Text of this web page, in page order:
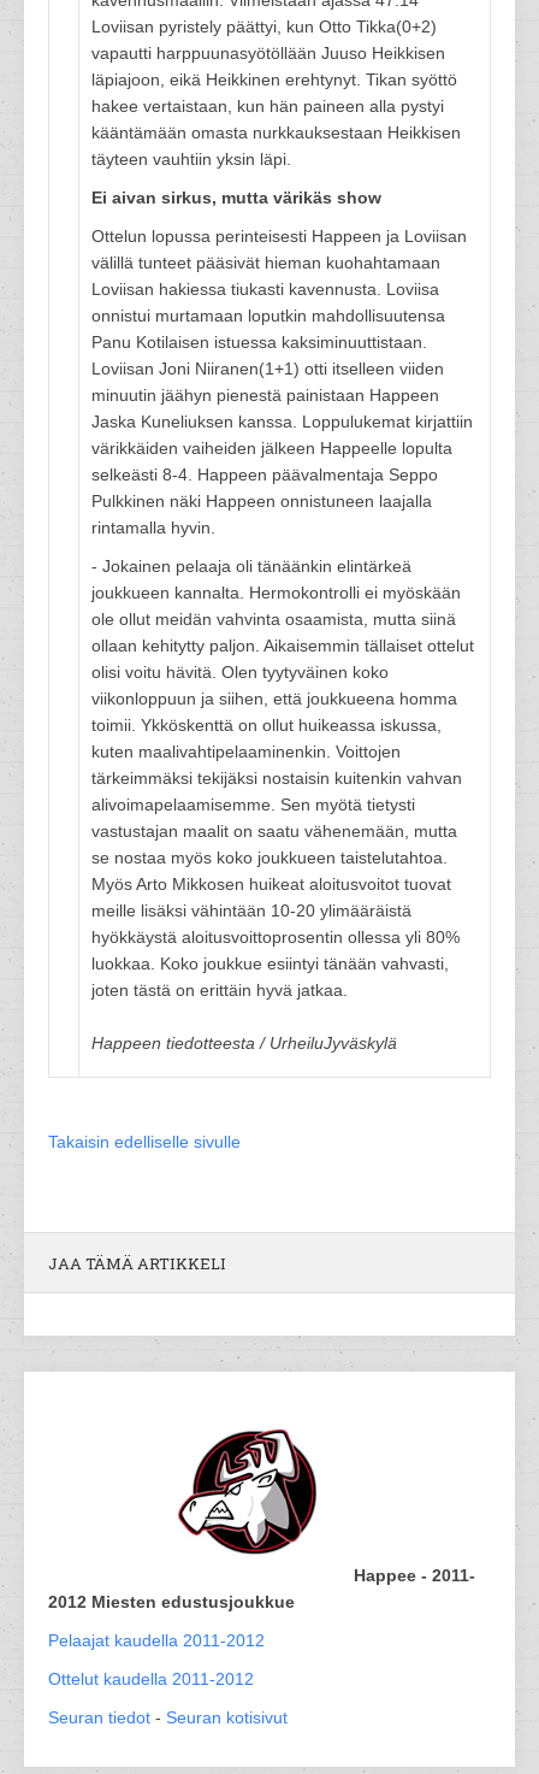
Loviisan pyristely päättyi, kun Otto Tikka(0+2)
vapautti harppuunasyötöllään Juuso Heikkisen
läpiajoon, eikä Heikkinen erehtynyt. Tikan syöttö
hakee vertaistaan, kun hän paineen alla pystyi
kääntämään omasta nurkkauksestaan Heikkisen
täyteen vauhtiin yksin läpi.
Ei aivan sirkus, mutta värikäs show
Ottelun lopussa perinteisesti Happeen ja Loviisan
välillä tunteet pääsivät hieman kuohahtamaan
Loviisan hakiessa tiukasti kavennusta. Loviisa
onnistui murtamaan loputkin mahdollisuutensa
Panu Kotilaisen istuessa kaksiminuuttistaan.
Loviisan Joni Niiranen(1+1) otti itselleen viiden
minuutin jäähyn pienestä painistaan Happeen
Jaska Kuneliuksen kanssa. Loppulukemat kirjattiin
värikkäiden vaiheiden jälkeen Happeelle lopulta
selkeästi 8-4. Happeen päävalmentaja Seppo
Pulkkinen näki Happeen onnistuneen laajalla
rintamalla hyvin.
- Jokainen pelaaja oli tänäänkin elintärkeä
joukkueen kannalta. Hermokontrolli ei myöskään
ole ollut meidän vahvinta osaamista, mutta siinä
ollaan kehitytty paljon. Aikaisemmin tällaiset ottelut
olisi voitu hävitä. Olen tyytyväinen koko
viikonloppuun ja siihen, että joukkueena homma
toimii. Ykköskenttä on ollut huikeassa iskussa,
kuten maalivahtipelaaminenkin. Voittojen
tärkeimmäksi tekijäksi nostaisin kuitenkin vahvan
alivoimapelaamisemme. Sen myötä tietysti
vastustajan maalit on saatu vähenemään, mutta
se nostaa myös koko joukkueen taistelutahtoa.
Myös Arto Mikkosen huikeat aloitusvoitot tuovat
meille lisäksi vähintään 10-20 ylimääräistä
hyökkäystä aloitusvoittoprosentin ollessa yli 80%
luokkaa. Koko joukkue esiintyi tänään vahvasti,
joten tästä on erittäin hyvä jatkaa.
Happeen tiedotteesta / UrheiluJyväskylä
Takaisin edelliselle sivulle
JAA TÄMÄ ARTIKKELI
Happee - 2011-
2012 Miesten edustusjoukkue
Pelaajat kaudella 2011-2012
Ottelut kaudella 2011-2012
Seuran tiedot - Seuran kotisivut